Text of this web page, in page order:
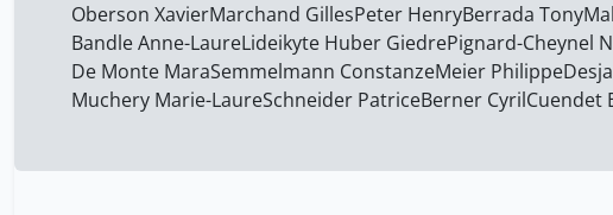
Oberson XavierMarchand GillesPeter HenryBerrada Tony
Bandle Anne-LaureLideikyte Huber GiedrePignard-Cheynel
De Monte MaraSemmelmann ConstanzeMeier Philippe
Muchery Marie-LaureSchneider PatriceBerner CyrilCuendet